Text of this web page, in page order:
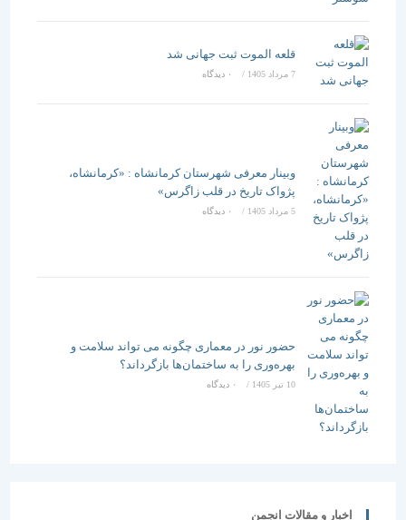
قلعه الموت ثبت جهانی شد
/ ۰ دیدگاه
وبینار معرفی شهرستان کرمانشاه : «کرمانشاه،
پژواک تاریخ در قلب زاگرس»
5 مرداد 1405 / ۰ دیدگاه
حضور نور در معماری چگونه می تواند سلامت و
بهره‌وری را به ساختمان‌ها بازگرداند؟
/ ۰ دیدگاه
اخبار و مقالات انجمن